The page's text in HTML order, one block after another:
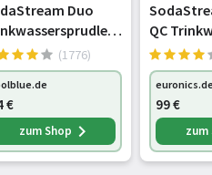
Duo
(1776)
€
zum Shop
QC
Sprudler
99€